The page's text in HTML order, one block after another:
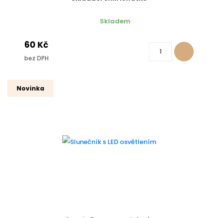
Skladem
60 Kč
bez DPH
Novinka